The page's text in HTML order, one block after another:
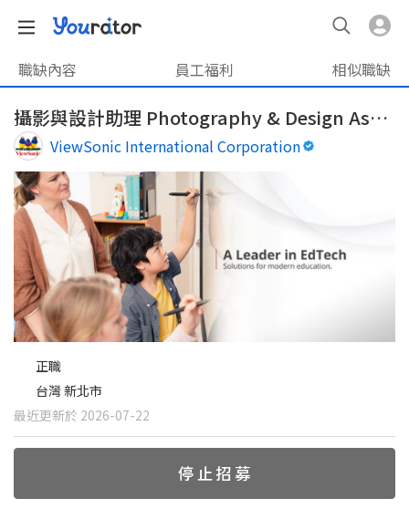
職缺內容 員工福利 相似職缺
攝影與設計助理 Photography & Design Assistant_Global Marketing
ViewSonic International Corporation
正職
台灣 新北市
最近更新於 2026-07-22
停止招募